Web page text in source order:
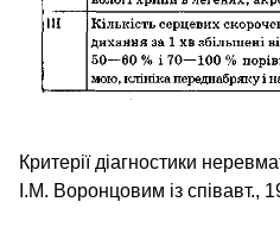
Критерії діагностики
І.М. Воронцовим із співавт.,